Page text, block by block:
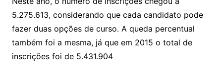
5.275.613, considerando que cada candidato pode
fazer duas opções de curso. A queda percentual
também foi a mesma, já que em 2015 o total de
inscrições foi de 5.431.904